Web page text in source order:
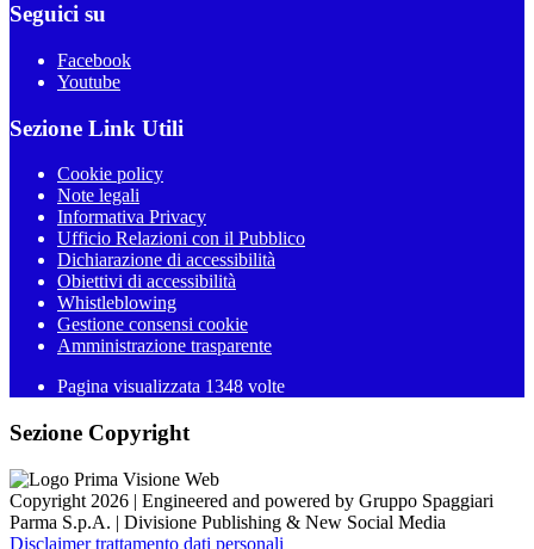
Seguici su
Facebook
Youtube
Sezione Link Utili
Cookie policy
Note legali
Informativa Privacy
Ufficio Relazioni con il Pubblico
Dichiarazione di accessibilità
Obiettivi di accessibilità
Whistleblowing
Gestione consensi cookie
Amministrazione trasparente
Pagina visualizzata 1348 volte
Sezione Copyright
Copyright 2026 | Engineered and powered by Gruppo Spaggiari
Parma S.p.A. | Divisione Publishing & New Social Media
Disclaimer trattamento dati personali